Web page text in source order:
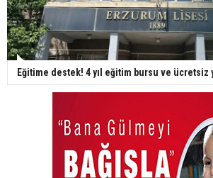
Eğitime destek! 4 yıl eğitim bursu ve ücretsiz